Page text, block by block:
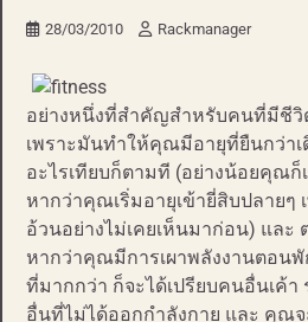
28/03/2010 Rackmanager
อย่างหนึ่งที่สำคัญสำหรับคนที่มีชีวิ
เพราะมันทำให้คุณมีอายุที่ยืนกว่า
อะไรเทียบก็ตามที (อย่างน้อยคุณ
หากว่าคุณเริ่มอายุเข้ายี่สิบปลายๆ
อ้วนอย่างไม่เคยเห็นมาก่อน) และ
หากว่าคุณมีการเผาพลังงานตอน
ที่มากกว่า ก็จะได้เปรียบคนอื่นเค้
อื่นที่ไม่ได้ออกกำลังกาย และ คุณ